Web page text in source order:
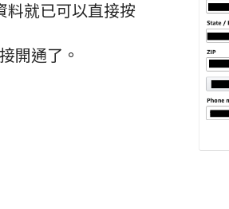
料就已可以直接按
開通了。